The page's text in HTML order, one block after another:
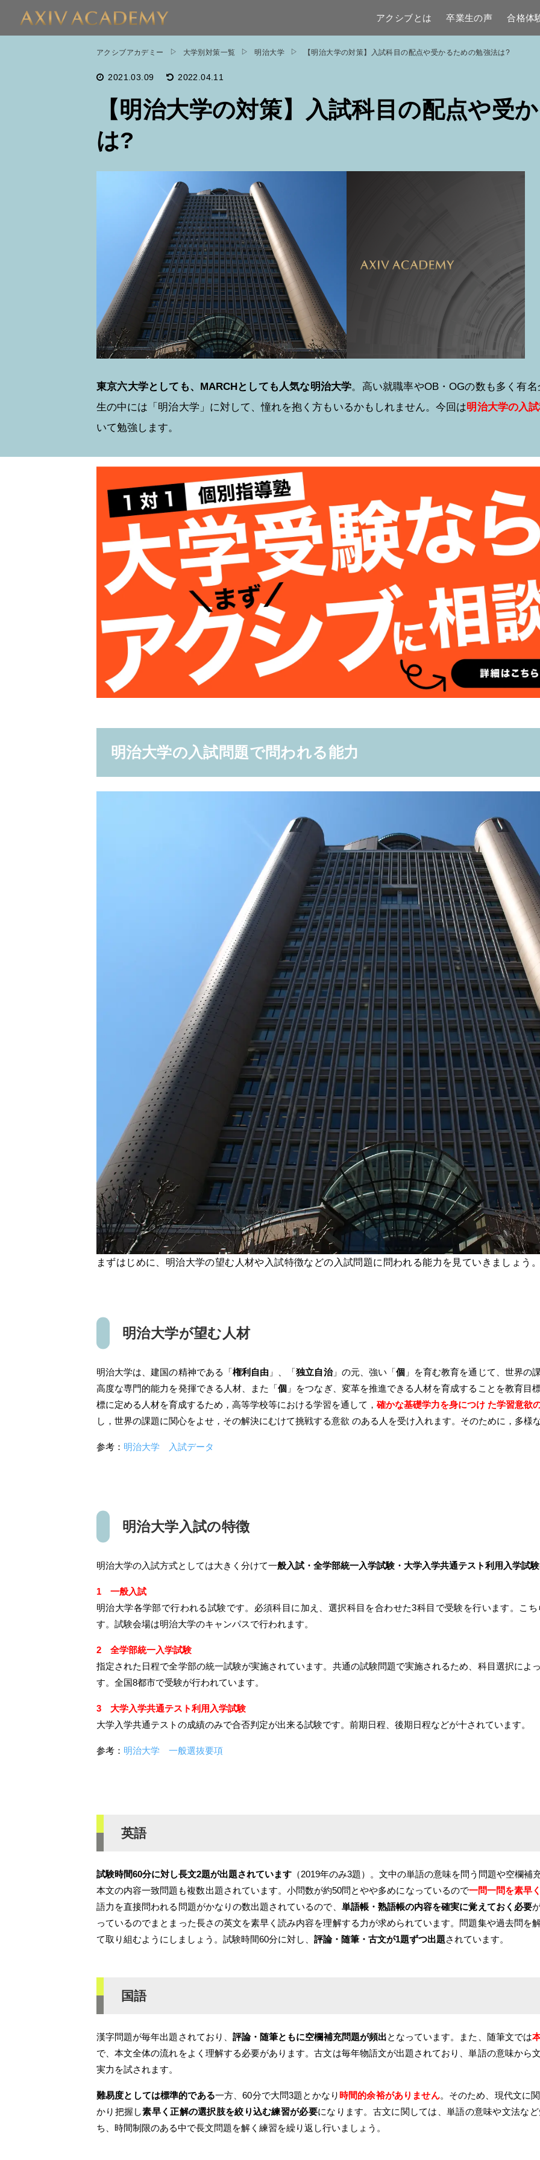
アクシブとは 卒業生の声 合格体
アクシブアカデミー 大学別対策一覧 明治大学 【明治大学の対策】入試科目の配点や受かるための勉強法は?
2021.03.09 2022.04.11
【明治大学の対策】入試科目の配点や受
は?
東京六大学としても、MARCHとしても人気な明治大学。高い就職率やOB・OGの数も多く有
生の中には「明治大学」に対して、憧れを抱く方もいるかもしれません。今回は明治大学の入
いて勉強します。
明治大学の入試問題で問われる能力
まずはじめに、明治大学の望む人材や入試特徴などの入試問題に問われる能力を見ていきましょう
明治大学が望む人材
明治大学は、建国の精神である「権利自由 」、「独立自治」の元、強い「個 」を育む教育を通じて、世界の
高度な専門的能力を発揮できる人材、また「個 」をつなぎ、変革を推進できる人材を育成することを教育目
標に定める人材を育成するため，高等学校等における学習を通して， 確かな基礎学力を身につけ た学習意欲
し，世界の課題に関心をよせ，その解決にむけて挑戦する意欲 のある人を受け入れます。そのために，多様
参考： 明治大学 入試データ
明治大学入試の特徴
明治大学の入試方式としては大きく分けて一般入試・全学部統一入学試験・大学入学共通テスト利用入学試験
1 一般入試
明治大学各学部で行われる試験です。必須科目に加え、選択科目を合わせた3科目で受験を行います。こ
す。試験会場は明治大学のキャンパスで行われます。
2 全学部統一入学試験
指定された日程で全学部の統一試験が実施されています。共通の試験問題で実施されるため、科目選択によ
す。全国8都市で受験が行われています。
3 大学入学共通テスト利用入学試験
大学入学共通テストの成績のみで合否判定が出来る試験です。前期日程、後期日程などが十されています。
参考： 明治大学 一般選抜要項
英語
試験時間60分に対し長文2題が出題されています （2019年のみ3題）。文中の単語の意味を問う問題や空欄
本文の内容一致問題も複数出題されています。小問数が約50問とやや多めになっているので一問一問を素早
語力を直接問われる問題がかなりの数出題されているので、 単語帳・熟語帳の内容を確実に覚えておく必要
っているのでまとまった長さの英文を素早く読み内容を理解する力が求められています。問題集や過去問を
て取り組むようにしましょう。試験時間60分に対し、 評論・随筆・古文が1題ずつ出題されています。
国語
漢字問題が毎年出題されており、 評論・随筆ともに空欄補充問題が頻出となっています。また、随筆文では
で、本文全体の流れをよく理解する必要があります。古文は毎年物語文が出題されており、単語の意味から
実力を試されます。
難易度としては標準的である一方、60分で大問3題とかなり 時間的余裕がありません。そのため、現代文に
かり把握し素早く正解の選択肢を絞り込む練習が必要になります。古文に関しては、単語の意味や文法な
ち、時間制限のある中で長文問題を解く練習を繰り返し行いましょう。